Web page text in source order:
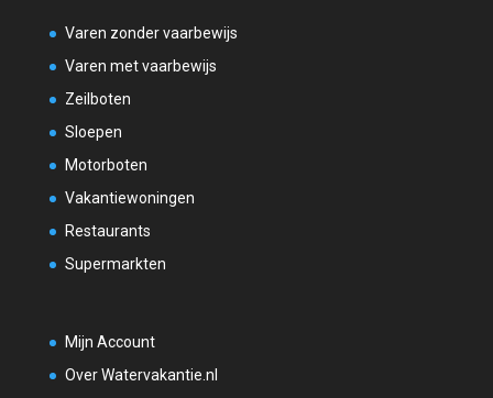
Varen zonder vaarbewijs
Varen met vaarbewijs
Zeilboten
Sloepen
Motorboten
Vakantiewoningen
Restaurants
Supermarkten
Mijn Account
Over Watervakantie.nl